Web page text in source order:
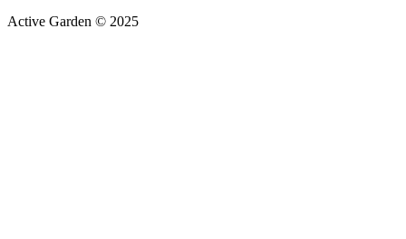
Active Garden © 2025